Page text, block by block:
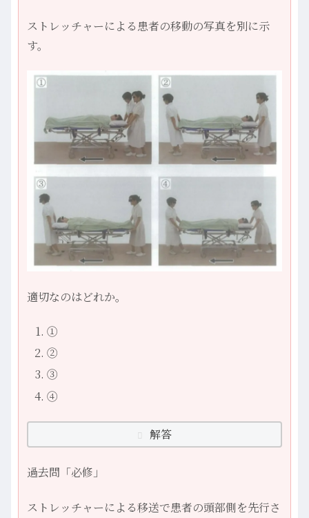
ストレッチャーによる患者の移動の写真を別に示
す。
適切なのはどれか。
①
②
③
④
解答
過去問「必修」
ストレッチャーによる移送で患者の頭部側を先行さ